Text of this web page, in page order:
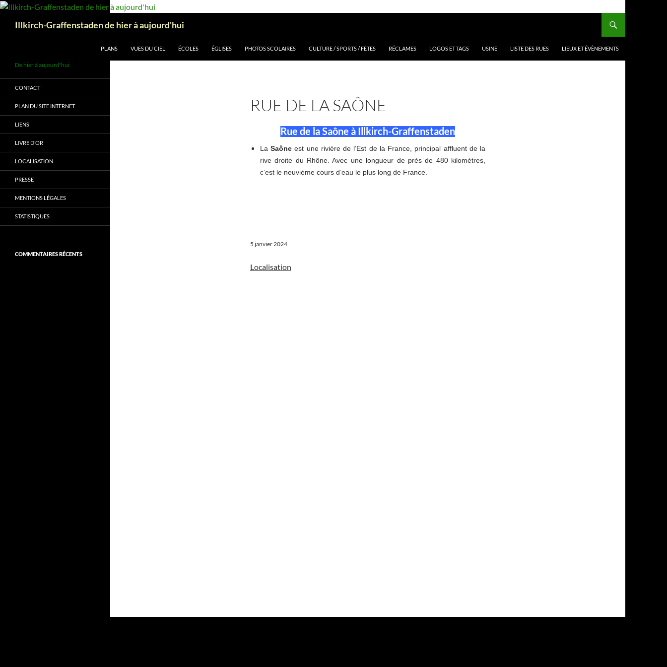
Aller
contenuIllkirch-Graffenstaden de hier à aujourd'hui
PLANS VUES DU CIEL ÉCOLES ÉGLISES PHOTOS SCOLAIRES CULTURE / SPORTS / FÊTES RÉCLAMES LOGOS ET TAGS USINE LISTE DES RUES LIEUX ET ÉVÈNEMENTS
RUE DE LA SAÔNE
Rue de la Saône à Illkirch-Graffenstaden
LaSaône est une rivière de l’Est de la France, principal affluent de la
rive droite du Rhône. Avec une longueur de près de 480 kilomètres,
c’est le neuvième cours d’eau le plus long de France.
5 janvier 2024
Localisation
De hier à aujourd'hui
CONTACT
PLAN DU SITE INTERNET
LIENS
LIVRE D’OR
LOCALISATION
PRESSE
MENTIONS LÉGALES
STATISTIQUES
COMMENTAIRES RÉCENTS